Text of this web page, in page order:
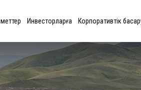
Инвесторларға Корпоративтік